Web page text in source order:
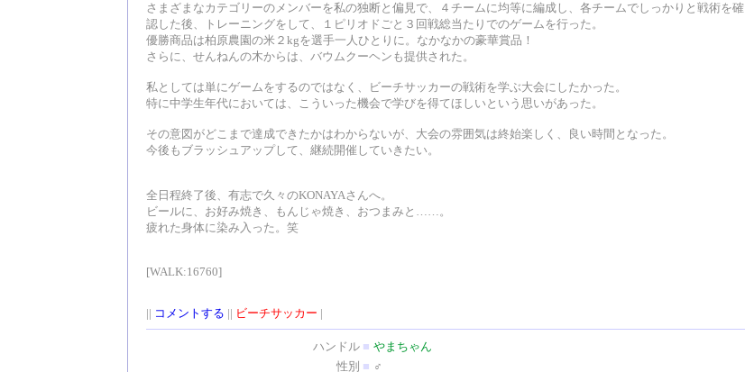
さまざまなカテゴリーのメンバーを私の独断と偏見で、４チームに均等に編成し、各チームでしっかりと戦術を確
認した後、トレーニングをして、１ピリオドごと３回戦総当たりでのゲームを行った。
優勝商品は柏原農園の米２kgを選手一人ひとりに。なかなかの豪華賞品！
さらに、せんねんの木からは、バウムクーヘンも提供された。
私としては単にゲームをするのではなく、ビーチサッカーの戦術を学ぶ大会にしたかった。
特に中学生年代においては、こういった機会で学びを得てほしいという思いがあった。
その意図がどこまで達成できたかはわからないが、大会の雰囲気は終始楽しく、良い時間となった。
今後もブラッシュアップして、継続開催していきたい。
全日程終了後、有志で久々のKONAYAさんへ。
ビールに、お好み焼き、もんじゃ焼き、おつまみと……。
疲れた身体に染み入った。笑
[WALK:16760]
|| コメントする || ビーチサッカー |
ハンドル ■ やまちゃん
性別 ■ ♂